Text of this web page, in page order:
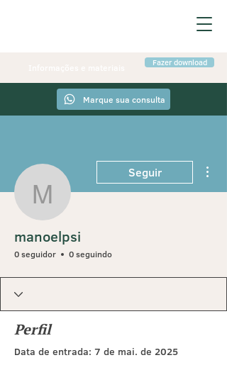
Marque sua consulta
Fazer download
manoelpsi
Seguir
manoelpsi
0 seguidor 0 seguindo
Perfil
Data de entrada: 7 de mai. de 2025